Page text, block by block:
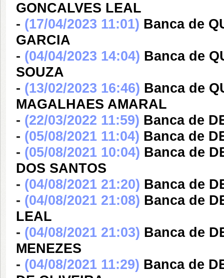
GONCALVES LEAL
- (17/04/2023 11:01) Banca de
GARCIA
- (04/04/2023 14:04) Banca de
SOUZA
- (13/02/2023 16:46) Banca de
MAGALHAES AMARAL
- (22/03/2022 11:59) Banca de
- (05/08/2021 11:04) Banca de
- (05/08/2021 10:04) Banca de
DOS SANTOS
- (04/08/2021 21:20) Banca de
- (04/08/2021 21:08) Banca de
LEAL
- (04/08/2021 21:03) Banca de
MENEZES
- (04/08/2021 11:29) Banca de